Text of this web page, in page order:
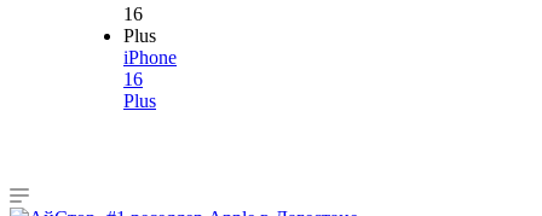
iPhone
16
Plus